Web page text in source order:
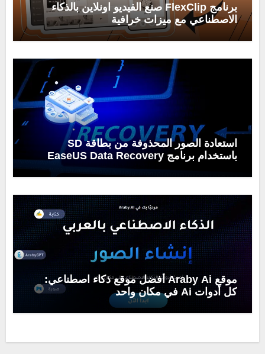
برنامج FlexClip صنع الفيديو اونلاين بالذكاء
الاصطناعي مع ميزات خرافية
استعادة الصور المحذوفة من بطاقة SD
باستخدام برنامج EaseUS Data Recovery
موقع Araby Ai أفضل موقع ذكاء اصطناعي:
كل أدوات Ai في مكان واحد